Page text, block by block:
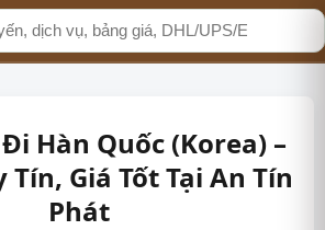
Hàn Quốc (Korea) –
Tín, Giá Tốt Tại An Tín
Phát